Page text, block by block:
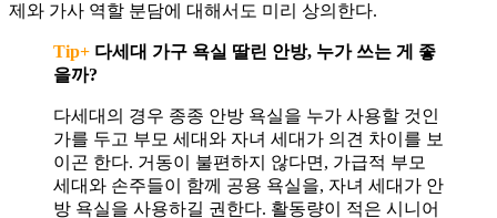
제와 가사 역할 분담에 대해서도 미리 상의한다.
Tip+ 다세대 가구 욕실 딸린 안방, 누가 쓰는 게 좋
을까?
다세대의 경우 종종 안방 욕실을 누가 사용할 것인
가를 두고 부모 세대와 자녀 세대가 의견 차이를 보
이곤 한다. 거동이 불편하지 않다면, 가급적 부모
세대와 손주들이 함께 공용 욕실을, 자녀 세대가 안
방 욕실을 사용하길 권한다. 활동량이 적은 시니어